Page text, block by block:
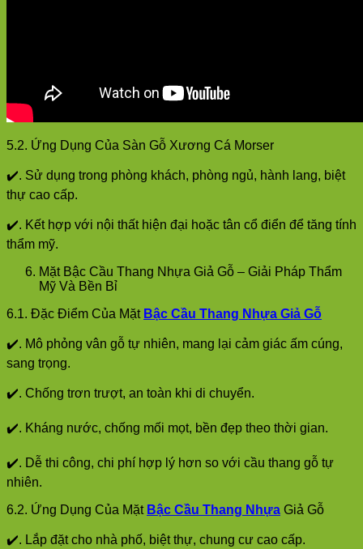
5.2. Ứng Dụng Của Sàn Gỗ Xương Cá Morser
✔️. Sử dụng trong phòng khách, phòng ngủ, hành lang, biệt
thự cao cấp.
✔️. Kết hợp với nội thất hiện đại hoặc tân cổ điển để tăng tính
thẩm mỹ.
Mặt Bậc Cầu Thang Nhựa Giả Gỗ – Giải Pháp Thẩm
Mỹ Và Bền Bỉ
6.1. Đặc Điểm Của Mặt Bậc Cầu Thang Nhựa Giả Gỗ
✔️. Mô phỏng vân gỗ tự nhiên, mang lại cảm giác ấm cúng,
sang trọng.
✔️. Chống trơn trượt, an toàn khi di chuyển.
✔️. Kháng nước, chống mối mọt, bền đẹp theo thời gian.
✔️. Dễ thi công, chi phí hợp lý hơn so với cầu thang gỗ tự
nhiên.
6.2. Ứng Dụng Của Mặt Bậc Cầu Thang Nhựa Giả Gỗ
✔️. Lắp đặt cho nhà phố, biệt thự, chung cư cao cấp.